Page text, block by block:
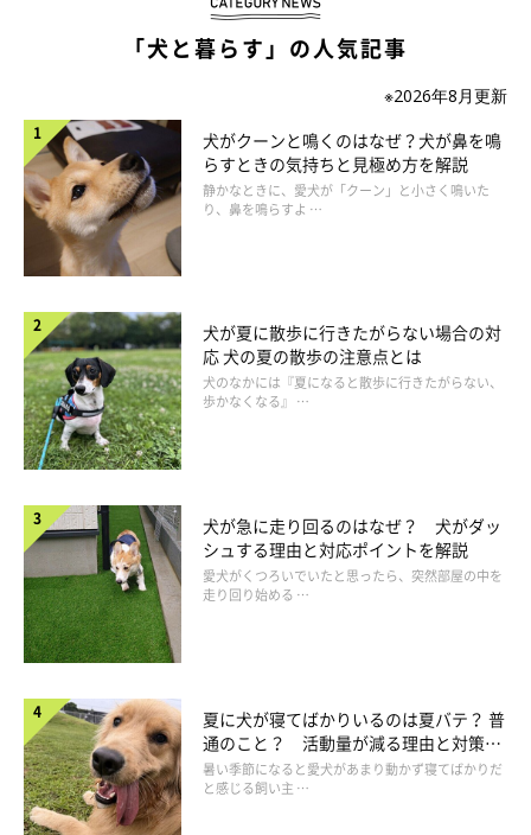
「犬と暮らす」の人気記事
※2026年8月更新
犬がクーンと鳴くのはなぜ？犬が鼻を鳴
らすときの気持ちと見極め方を解説
静かなときに、愛犬が「クーン」と小さく鳴いた
り、鼻を鳴らすよ …
犬が夏に散歩に行きたがらない場合の対
応 犬の夏の散歩の注意点とは
犬のなかには『夏になると散歩に行きたがらない、
歩かなくなる』 …
犬が急に走り回るのはなぜ？ 犬がダッ
シュする理由と対応ポイントを解説
愛犬がくつろいでいたと思ったら、突然部屋の中を
走り回り始める …
夏に犬が寝てばかりいるのは夏バテ？ 普
通のこと？ 活動量が減る理由と対策と
は
暑い季節になると愛犬があまり動かず寝てばかりだ
と感じる飼い主 …